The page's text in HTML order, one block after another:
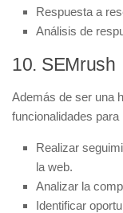
Respuesta a
Análisis de
10. SEMrush
Además de ser una
funcionalidades para
Realizar
la web.
Analizar la
Identificar